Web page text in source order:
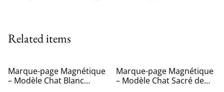
Related items
Marque-page Magnétique
– Modèle Chat Blanc
Marque-page Magnétique
– Modèle Chat Sacré de